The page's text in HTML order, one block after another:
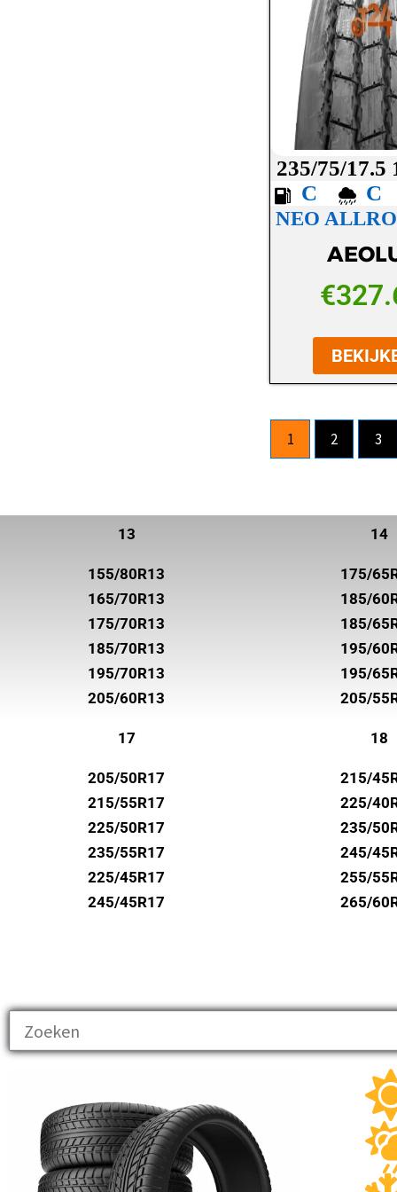
SUNNY
SUPERIA TIRES
SYRON
TOYO
TRELLEBORG
UNIROYAL
VREDESTEIN
WANLI
WESTLAKE
235/75/17.5
C
C
NEO
€
1 2 3
13
155/80R13
165/70R13
175/70R13
185/70R13
195/70R13
205/60R13
14
175/
185/
185/
195/
195/
205/
17
205/50R17
215/55R17
225/50R17
235/55R17
225/45R17
245/45R17
18
215/
225/
235/
245/
255/
265/